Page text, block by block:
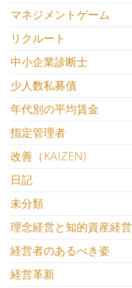
マネジメントゲーム
リクルート
中小企業診断士
少人数私募債
年代別の平均賃金
指定管理者
改善（KAIZEN)
日記
未分類
理念経営と知的資産経営
経営者のあるべき姿
経営革新